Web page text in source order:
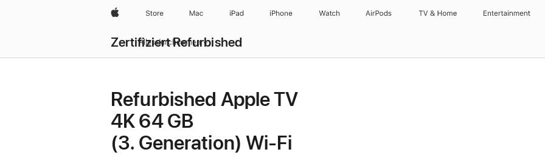
Apple Store Mac iPad iPhone Watch AirPods TV & Home Entertainment
Zertifiziert Refurbished
Alles durchsuchen
Refurbished Apple TV
4K 64 GB
(3. Generation) Wi-Fi